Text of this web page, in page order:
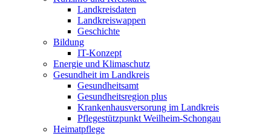
Landkreisdaten
Landkreiswappen
Geschichte
Bildung
IT-Konzept
Energie und Klimaschutz
Gesundheit im Landkreis
Gesundheitsamt
Gesundheitsregion plus
Krankenhausversorung im Landkreis
Pflegestützpunkt Weilheim-Schongau
Heimatpflege